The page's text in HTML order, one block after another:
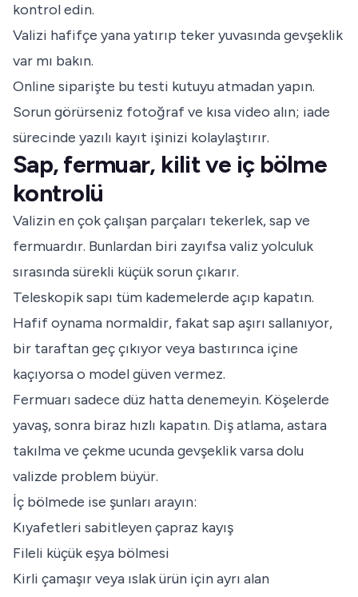
kontrol edin.
Valizi hafifçe yana yatırıp teker yuvasında gevşeklik
var mı bakın.
Online siparişte bu testi kutuyu atmadan yapın.
Sorun görürseniz fotoğraf ve kısa video alın; iade
sürecinde yazılı kayıt işinizi kolaylaştırır.
Sap, fermuar, kilit ve iç bölme
kontrolü
Valizin en çok çalışan parçaları tekerlek, sap ve
fermuardır. Bunlardan biri zayıfsa valiz yolculuk
sırasında sürekli küçük sorun çıkarır.
Teleskopik sapı tüm kademelerde açıp kapatın.
Hafif oynama normaldir, fakat sap aşırı sallanıyor,
bir taraftan geç çıkıyor veya bastırınca içine
kaçıyorsa o model güven vermez.
Fermuarı sadece düz hatta denemeyin. Köşelerde
yavaş, sonra biraz hızlı kapatın. Diş atlama, astara
takılma ve çekme ucunda gevşeklik varsa dolu
valizde problem büyür.
İç bölmede ise şunları arayın:
Kıyafetleri sabitleyen çapraz kayış
Fileli küçük eşya bölmesi
Kirli çamaşır veya ıslak ürün için ayrı alan